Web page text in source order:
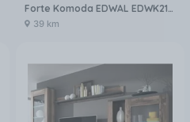
Forte Komoda EDWAL EDWK212M902
39 km